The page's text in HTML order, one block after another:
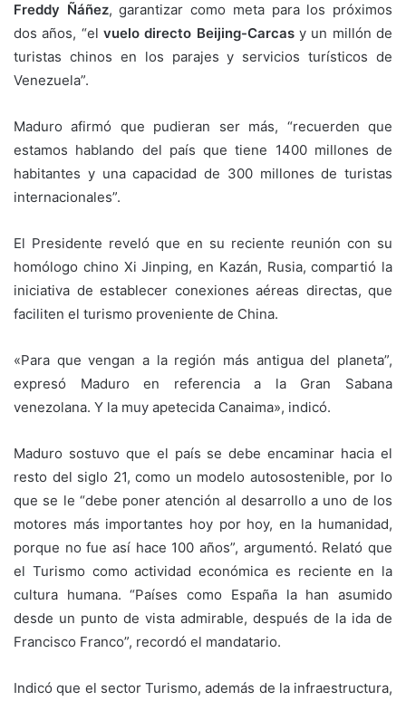
Freddy Ñáñez, garantizar como meta para los próximos
dos años, “el vuelo directo Beijing-Carcasy un millón de
turistas chinos en los parajes y servicios turísticos de
Venezuela”.
Maduro afirmó que pudieran ser más, “recuerden que
estamos hablando del país que tiene 1400 millones de
habitantes y una capacidad de 300 millones de turistas
internacionales”.
El Presidente reveló que en su reciente reunión con su
homólogo chino Xi Jinping, en Kazán, Rusia, compartió la
iniciativa de establecer conexiones aéreas directas, que
faciliten el turismo proveniente de China.
«Para que vengan a la región más antigua del planeta”,
expresó Maduro en referencia a la Gran Sabana
venezolana. Y la muy apetecida Canaima», indicó.
Maduro sostuvo que el país se debe encaminar hacia el
resto del siglo 21, como un modelo autosostenible, por lo
que se le “debe poner atención al desarrollo a uno de los
motores más importantes hoy por hoy, en la humanidad,
porque no fue así hace 100 años”, argumentó. Relató que
el Turismo como actividad económica es reciente en la
cultura humana. “Países como España la han asumido
desde un punto de vista admirable, después de la ida de
Francisco Franco”, recordó el mandatario.
Indicó que el sector Turismo, además de la infraestructura,